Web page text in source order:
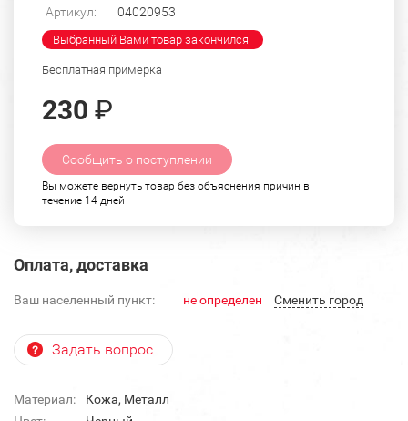
Артикул: 04020953
Выбранный Вами товар закончился!
Бесплатная примерка
230 ₽
Сообщить о поступлении
Вы можете вернуть товар без объяснения причин в
течение 14 дней
Оплата, доставка
Ваш населенный пункт: не определен Cменить город
Задать вопрос
Материал:
Кожа, Металл